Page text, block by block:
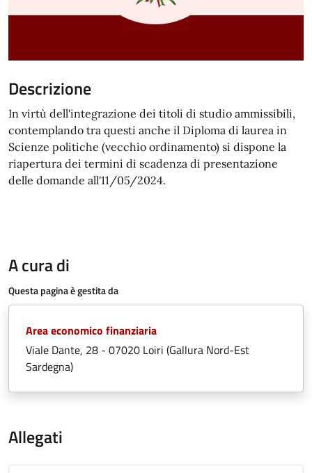
Descrizione
In virtù dell'integrazione dei titoli di studio ammissibili,
contemplando tra questi anche il Diploma di laurea in
Scienze politiche (vecchio ordinamento) si dispone la
riapertura dei termini di scadenza di presentazione
delle domande all'11/05/2024.
A cura di
Questa pagina è gestita da
Area economico finanziaria
Viale Dante, 28 - 07020 Loiri (Gallura Nord-Est
Sardegna)
Allegati